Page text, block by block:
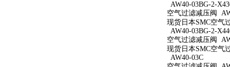
AW40-03BG-2-
空气过滤减压阀
现货日本SMC空气
AW40-03BG-2-
空气过滤减压阀
现货日本SMC空气
AW40-03C